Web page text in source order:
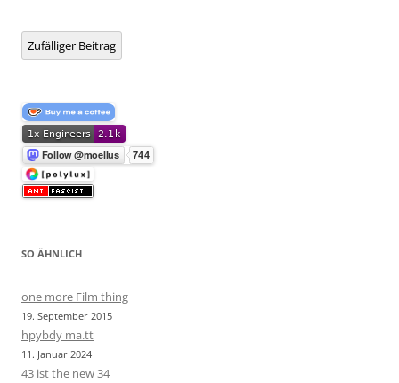
Zufälliger Beitrag
SO ÄHNLICH
one more Film thing
19. September 2015
hpybdy ma.tt
11. Januar 2024
43 ist the new 34